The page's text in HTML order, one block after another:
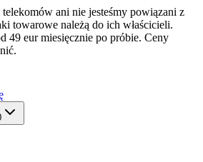
ani nie jesteśmy powiązani z
towarowe należą do ich właścicieli.
49 eur miesięcznie po próbie. Ceny